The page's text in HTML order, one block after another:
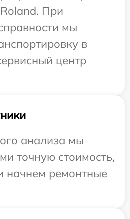
При
мы
в
центр
анализа мы
точную стоимость,
начнем ремонтные